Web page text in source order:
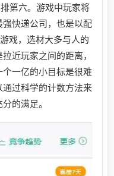
第六。游戏中玩家将
快递公司，也是以配
戏，选材大多与人的
近玩家之间的距离，
一亿的小目标是很难
过科学的计数方法来
的满足。